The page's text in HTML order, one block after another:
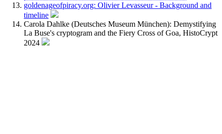
goldenageofpiracy.org: Olivier Levasseur - Background and
timeline
Carola Dahlke (Deutsches Museum München): Demystifying
La Buse's cryptogram and the Fiery Cross of Goa, HistoCrypt
2024